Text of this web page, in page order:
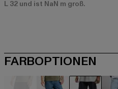
L 32 und ist NaN m groß.
FARBOPTIONEN